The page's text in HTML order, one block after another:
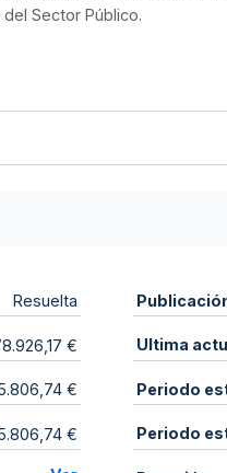
Sector Público.
Resuelta
€
€
€
Ultima
Periodo
Periodo